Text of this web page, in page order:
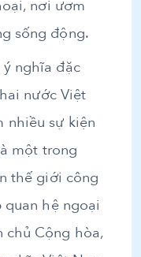
nơi ươm
sống động.
nghĩa đặc
nước Việt
nhiều sự kiện
một trong
thế giới công
hệ ngoại
chủ Cộng hòa,